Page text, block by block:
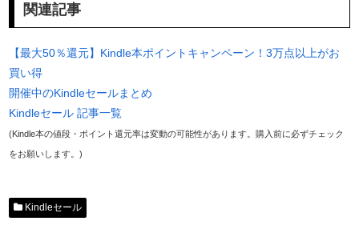
関連記事
【最大50％還元】Kindle本ポイントキャンペーン！3万点以上がお
買い得
開催中のKindleセールまとめ
Kindleセール 記事一覧
(Kindle本の値段・ポイント還元率は変動の可能性があります。購入前に必ずチェック
をお願いします。)
Kindleセール